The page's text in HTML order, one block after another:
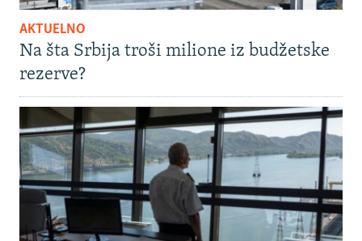
AKTUELNO
Na šta Srbija troši milione iz budžetske
rezerve?